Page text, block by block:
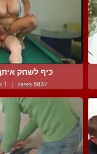
כיף לשחק
5837 צפיות | 1 המלצות